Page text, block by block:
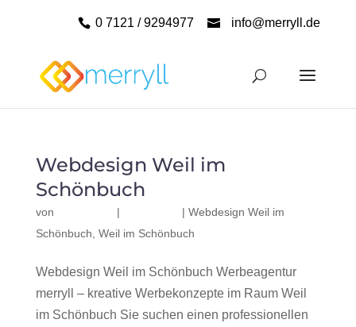
0 7121 / 9294977 info@merryll.de
Webdesign Weil im
Schönbuch
von | | Webdesign Weil im
Schönbuch Weil im Schönbuch
Webdesign Weil im Schönbuch Werbeagentur
merryll – kreative Werbekonzepte im Raum Weil
im Schönbuch Sie suchen einen professionellen